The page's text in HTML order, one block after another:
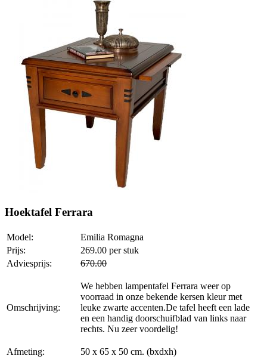
Hoektafel Ferrara
Model:
Emilia Romagna
Prijs:
269.00 per stuk
Adviesprijs:
670.00
Omschrijving:
We hebben lampentafel Ferrara weer op
voorraad in onze bekende kersen kleur met
leuke zwarte accenten.De tafel heeft een lade
en een handig doorschuifblad van links naar
rechts. Nu zeer voordelig!
Afmeting:
50 x 65 x 50 cm. (bxdxh)